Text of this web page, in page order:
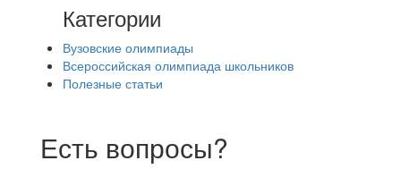
Категории
Вузовские олимпиады
Всероссийская олимпиада школьников
Полезные статьи
Есть вопросы?